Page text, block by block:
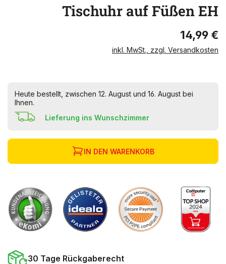
Tischuhr auf Füßen EH
14,99 €
inkl. MwSt., zzgl. Versandkosten
Heute bestellt, zwischen 12. August und 16. August bei
Ihnen.
Lieferung ins Wunschzimmer
IN DEN WARENKORB
30 Tage Rückgaberecht